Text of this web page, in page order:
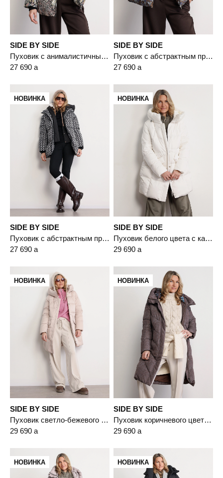
SIDE BY SIDE
Пуховик с анималистичным принтом цвета мульти с капюшоном-манишкой
27 690 a
SIDE BY SIDE
Пуховик с абстрактным принтом цвета мульти с капюшоном-манишкой
27 690 a
НОВИНКА
SIDE BY SIDE
Пуховик с абстрактным принтом черного цвета с капюшоном-манишкой
27 690 a
НОВИНКА
SIDE BY SIDE
Пуховик белого цвета с капюшоном
29 690 a
НОВИНКА
SIDE BY SIDE
Пуховик светло-бежевого цвета с капюшоном
29 690 a
НОВИНКА
SIDE BY SIDE
Пуховик коричневого цвета с двойным капюшоном
29 690 a
НОВИНКА НОВИНКА